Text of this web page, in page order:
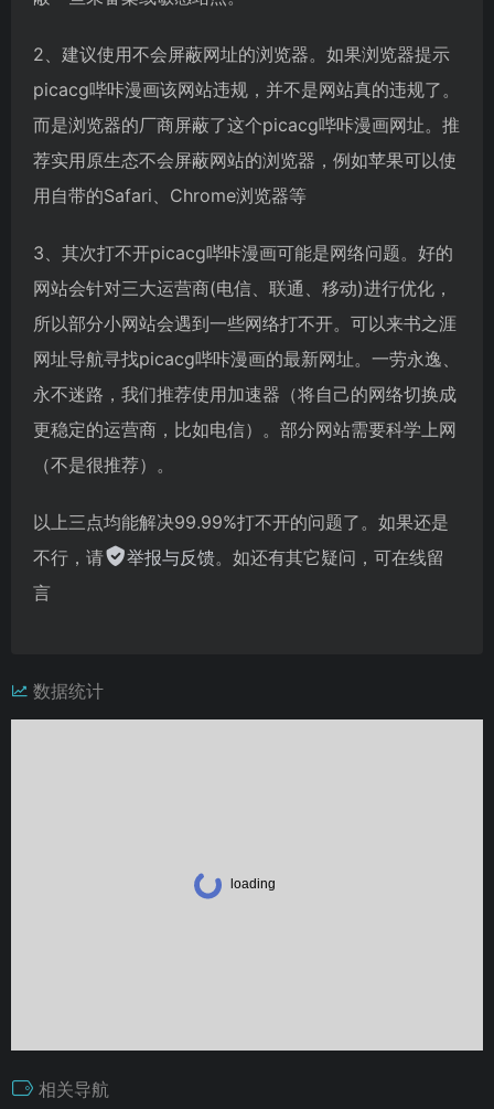
2、建议使用不会屏蔽网址的浏览器。如果浏览器提示
picacg哔咔漫画该网站违规，并不是网站真的违规了。
而是浏览器的厂商屏蔽了这个picacg哔咔漫画网址。推
荐实用原生态不会屏蔽网站的浏览器，例如苹果可以使
用自带的Safari、Chrome浏览器等
3、其次打不开picacg哔咔漫画可能是网络问题。好的
网站会针对三大运营商(电信、联通、移动)进行优化，
所以部分小网站会遇到一些网络打不开。可以来书之涯
网址导航寻找picacg哔咔漫画的最新网址。一劳永逸、
永不迷路，我们推荐使用加速器（将自己的网络切换成
更稳定的运营商，比如电信）。部分网站需要科学上网
（不是很推荐）。
以上三点均能解决99.99%打不开的问题了。如果还是
不行，请
举报与反馈。如还有其它疑问，可在线留
言
数据统计
相关导航